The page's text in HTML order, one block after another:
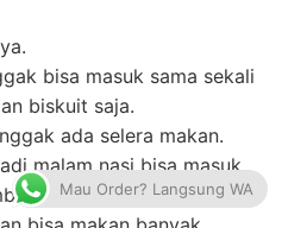
bisa masuk sama sekali
biskuit saja.
ada selera makan.
malam nasi bisa masuk.
Mau Order? Langsung WA